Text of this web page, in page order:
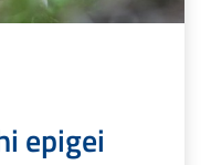
epigei